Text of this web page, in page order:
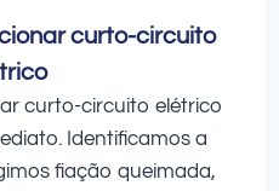
curto-circuito
curto-circuito elétrico
Identificamos a
fiação queimada,